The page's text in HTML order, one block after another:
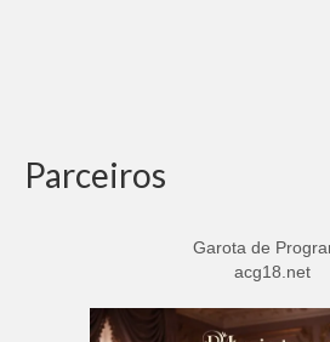
Parceiros
Garota de
acg18.net